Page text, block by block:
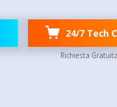
24/7 Tech
Richiesta